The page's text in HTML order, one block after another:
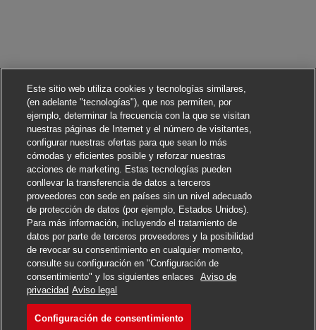
Solicitar
Este sitio web utiliza cookies y tecnologías similares,
(en adelante "tecnologías"), que nos permiten, por
ejemplo, determinar la frecuencia con la que se visitan
nuestras páginas de Internet y el número de visitantes,
configurar nuestras ofertas para que sean lo más
cómodas y eficientes posible y reforzar nuestras
acciones de marketing. Estas tecnologías pueden
conllevar la transferencia de datos a terceros
proveedores con sede en países sin un nivel adecuado
de protección de datos (por ejemplo, Estados Unidos).
Para más información, incluyendo el tratamiento de
datos por parte de terceros proveedores y la posibilidad
de revocar su consentimiento en cualquier momento,
consulte su configuración en "Configuración de
consentimiento" y los siguientes enlaces
Aviso de
privacidad Aviso legal
Configuración de consentimiento